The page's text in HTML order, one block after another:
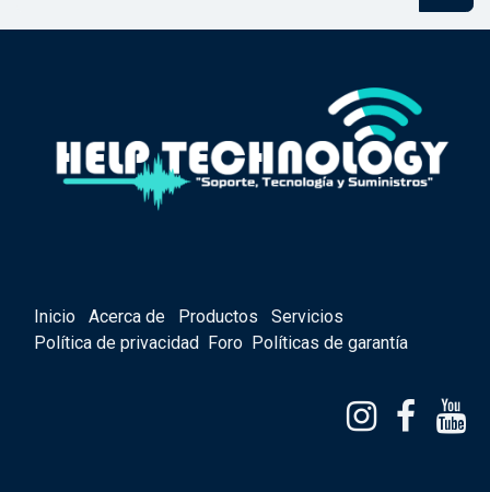
Inicio Acerca de Productos
Servicios
Política de privacidad Foro Políticas de garantía